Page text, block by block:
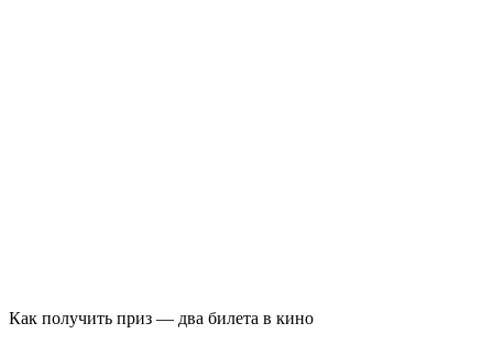
Как получить приз — два билета в кино